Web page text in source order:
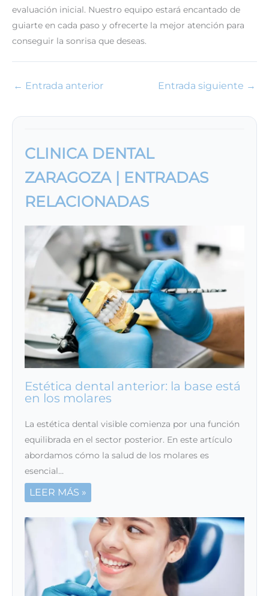
evaluación inicial. Nuestro equipo estará encantado de
guiarte en cada paso y ofrecerte la mejor atención para
conseguir la sonrisa que deseas.
← Entrada anterior Entrada siguiente →
CLINICA DENTAL
ZARAGOZA | ENTRADAS
RELACIONADAS
Estética dental anterior: la base está
en los molares
La estética dental visible comienza por una función
equilibrada en el sector posterior. En este artículo
abordamos cómo la salud de los molares es
esencial…
LEER MÁS »